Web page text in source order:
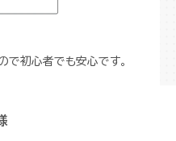
で初心者でも安心です。